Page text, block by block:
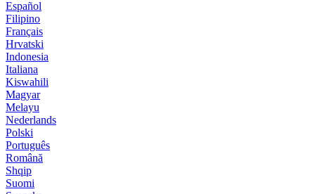
Español
Filipino
Français
Hrvatski
Indonesia
Italiana
Kiswahili
Magyar
Melayu
Nederlands
Polski
Português
Română
Shqip
Suomi